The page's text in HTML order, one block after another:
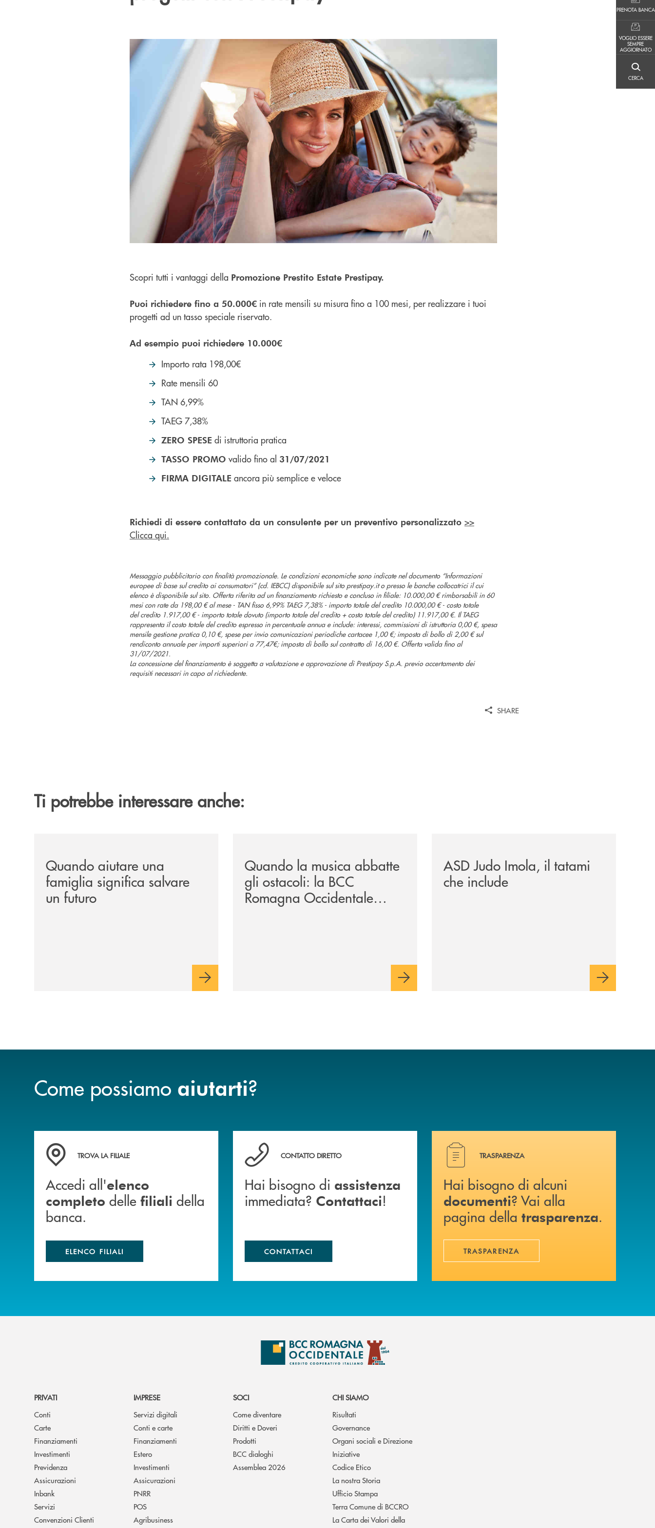
PRENOTA BANCA
VOGLIO ESSERE
SEMPRE
AGGIORNATO
VOGLIO ESSERE SEMPRE AGGIORNATO
CERCA
Scopri tutti i vantaggi della Promozione Prestito Estate Prestipay.
Puoi richiedere fino a 50.000€ in rate mensili su misura fino a 100 mesi, per realizzare i tuoi
progetti ad un tasso speciale riservato.
Ad esempio puoi richiedere 10.000€
Importo rata 198,00€
Rate mensili 60
TAN 6,99%
TAEG 7,38%
ZERO SPESE di istruttoria pratica
TASSO PROMO valido fino al 31/07/2021
FIRMA DIGITALE ancora più semplice e veloce
Richiedi di essere contattato da un consulente per un preventivo personalizzato >>
Clicca qui.
Messaggio pubblicitario con finalità promozionale. Le condizioni economiche sono indicate nel documento “Informazioni
europee di base sul credito ai consumatori” (cd. IEBCC) disponibile sul sito prestipay.it o presso le banche collocatrici il cui
elenco è disponibile sul sito. Offerta riferita ad un finanziamento richiesto e concluso in filiale: 10.000,00 € rimborsabili in 60
mesi con rate da 198,00 € al mese - TAN fisso 6,99% TAEG 7,38% - importo totale del credito 10.000,00 € - costo totale
del credito 1.917,00 € - importo totale dovuto (importo totale del credito + costo totale del credito) 11.917,00 €. Il TAEG
rappresenta il costo totale del credito espresso in percentuale annua e include: interessi, commissioni di istruttoria 0,00 €, spesa
mensile gestione pratica 0,10 €, spese per invio comunicazioni periodiche cartacee 1,00 €; imposta di bollo di 2,00 € sul
rendiconto annuale per importi superiori a 77,47€; imposta di bollo sul contratto di 16,00 €. Offerta valida fino al
31/07/2021.
La concessione del finanziamento è soggetta a valutazione e approvazione di Prestipay S.p.A. previo accertamento dei
requisiti necessari in capo al richiedente.
SHARE
Ti potrebbe interessare anche:
Quando aiutare una
famiglia significa salvare
un futuro
Quando la musica abbatte
gli ostacoli: la BCC
Romagna Occidentale
vicina al progetto N.O.I.
ASD Judo Imola, il tatami
che include
Come possiamo aiutarti?
Accedi all' elenco completo delle filiali della banca.
TROVA LA FILIALE
Accedi all'elenco
completo delle filiali della
banca.
ELENCO FILIALI
Hai bisogno di assistenza immediata? Contattaci !
CONTATTO DIRETTO
Hai bisogno di assistenza
immediata? Contattaci!
CONTATTACI
Hai bisogno di alcuni documenti ? Vai alla pagina della
TRASPARENZA
Hai bisogno di alcuni
documenti? Vai alla
pagina della trasparenza.
TRASPARENZA
PRIVATI
Conti
Carte
Finanziamenti
Investimenti
Previdenza
Assicurazioni
Inbank
Servizi
Convenzioni Clienti
IMPRESE
Servizi digitali
Conti e carte
Finanziamenti
Estero
Investimenti
Assicurazioni
PNRR
POS
Agribusiness
SOCI
Come diventare
Diritti e Doveri
Prodotti
BCC dialoghi
Assemblea 2026
CHI SIAMO
Risultati
Governance
Organi sociali e Direzione
Iniziative
Codice Etico
La nostra Storia
Ufficio Stampa
Terra Comune di BCCRO
La Carta dei Valori della